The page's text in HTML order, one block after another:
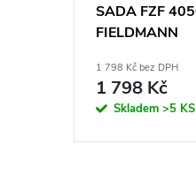
SADA FZF
FIELDMANN
1 798 Kč bez DPH
1 798 Kč
Skladem >5 KS